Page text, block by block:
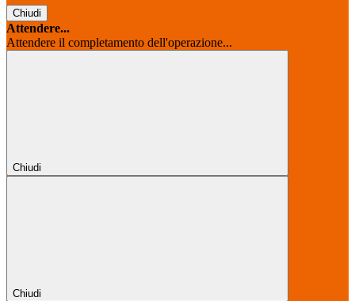
Chiudi
Attendere...
Attendere il completamento dell'operazione...
Chiudi
Chiudi